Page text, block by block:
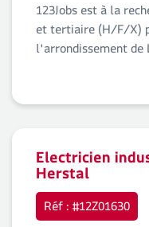
123Jobs est à la
et tertiaire (H/F/X)
l'arrondissement de
Electricien
Herstal
Réf : #12Z01630